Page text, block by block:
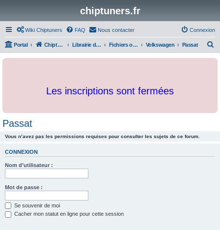
chiptuners.fr
Wiki Chiptuners FAQ Nous contacter Connexion
Portal Chiptuners.fr Librairie de documents et originaux Fichiers originaux Volkswagen Passat
c
Les inscriptions sont fermées
Passat
Vous n’avez pas les permissions requises pour consulter les sujets de ce forum.
CONNEXION
Nom d’utilisateur :
Mot de passe :
Se souvenir de moi
Cacher mon statut en ligne pour cette session